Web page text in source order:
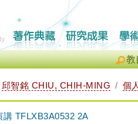
教
邱智銘 CHIU, CHIH-MING 個
講 TFLXB3A0532 2A